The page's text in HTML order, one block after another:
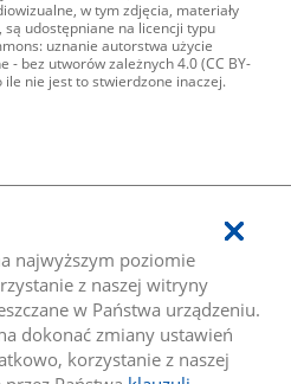
najwyższym poziomie
z naszej witryny
w Państwa urządzeniu.
dokonać zmiany ustawień
korzystanie z naszej
w tym zdjęcia, materiały
są udostępniane na licencji typu
uznanie autorstwa użycie
- bez utworów zależnych 4.0 (CC BY-
ile nie jest to stwierdzone inaczej.